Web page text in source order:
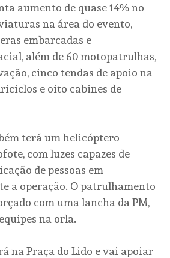
aumento de quase 14% no
na área do evento,
embarcadas e
além de 60 motopatrulhas,
cinco tendas de apoio na
e oito cabines de
terá um helicóptero
com luzes capazes de
de pessoas em
a operação. O patrulhamento
com uma lancha da PM,
na orla.
na Praça do Lido e vai apoiar